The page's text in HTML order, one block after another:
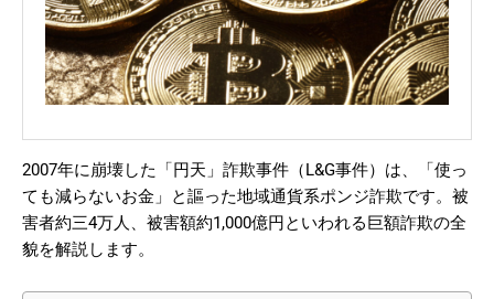
2007年に崩壊した「円天」詐欺事件（L&G事件）は、「使っ
ても減らないお金」と謳った地域通貨系ポンジ詐欺です。被
害者約三4万人、被害額約1,000億円といわれる巨額詐欺の全
貌を解説します。